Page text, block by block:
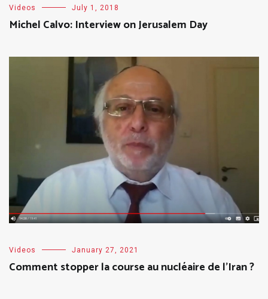
Videos July 1, 2018
Michel Calvo: Interview on Jerusalem Day
Videos January 27, 2021
Comment stopper la course au nucléaire de l’Iran ?